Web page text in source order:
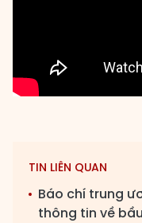
TIN LIÊN QUAN
Báo chí trung
thông tin về